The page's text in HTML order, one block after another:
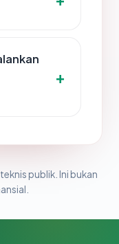
publik. Ini bukan